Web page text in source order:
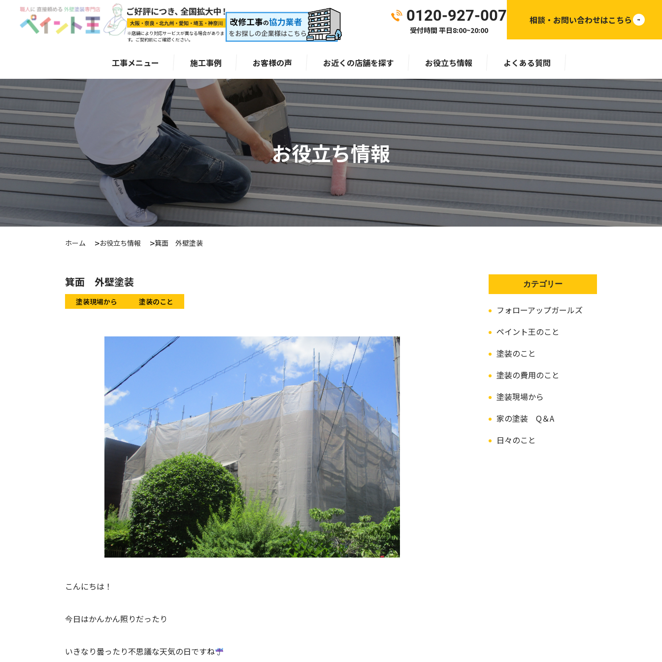
※店舗により対応サービスが異なる場合がありま
す。ご契約前にご確認ください。
0120-927-007
受付時間 平日8:00~20:00
相談・お問い合わせはこちら
工事メニュー 施工事例 お客様の声 お近くの店舗を探す お役立ち情報 よくある質問
お役立ち情報
ホーム お役立ち情報 箕面 外壁塗装
箕面 外壁塗装
塗装のこと
塗装現場から
こんにちは！
今日はかんかん照りだったり
いきなり曇ったり不思議な天気の日ですね
カテゴリー
フォローアップガールズ
ペイント王のこと
塗装のこと
塗装の費用のこと
塗装現場から
家の塗装 Q＆A
日々のこと